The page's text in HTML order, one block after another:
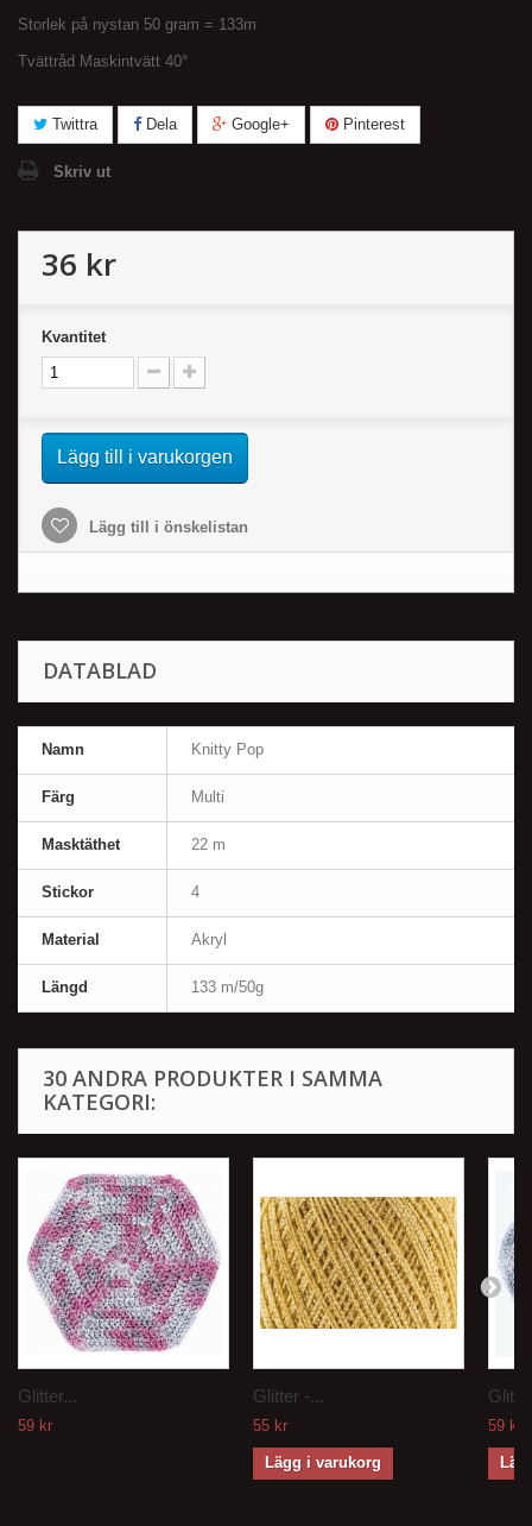
Storlek på nystan 50 gram = 133m
Tvättråd Maskintvätt 40°
Twittra Dela Google+ Pinterest
Skriv ut
36 kr
Kvantitet
Lägg till i varukorgen
Lägg till i önskelistan
DATABLAD
Namn Knitty Pop
Färg Multi
Masktäthet 22 m
Stickor 4
Material Akryl
Längd 133 m/50g
30 ANDRA PRODUKTER I SAMMA
KATEGORI:
Glitter...
59 kr
Glitter -...
55 kr
Lägg i varukorg
59 kr